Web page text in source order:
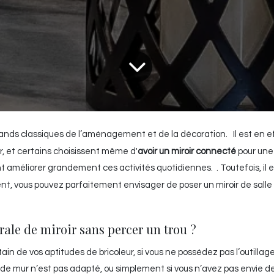
classiques de l’aménagement et de la décoration. Il est en
et certains choisissent même d'avoir un miroir connecté pour
améliorer grandement ces activités quotidiennes. . Toutefois, il
vous pouvez parfaitement envisager de poser un miroir de
de miroir sans percer un trou ?
de vos aptitudes de bricoleur, si vous ne possédez pas
mur n’est pas adapté, ou simplement si vous n’avez pas envie